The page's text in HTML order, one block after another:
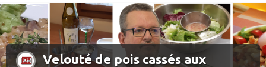
Velouté de pois cassés aux